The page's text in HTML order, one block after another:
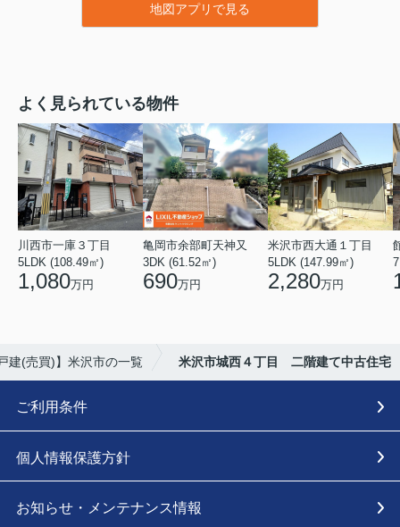
地図アプリで見る
よく見られている物件
川西市一庫３丁目
5LDK (108.49㎡)
1,080万円
亀岡市余部町天神又
3DK (61.52㎡)
690万円
米沢市西大通１丁目
5LDK (147.99㎡)
2,280万円
建(売買)】米沢市の一覧 米沢市城西４丁目 二階建て中古住宅
ご利用条件
個人情報保護方針
お知らせ・メンテナンス情報